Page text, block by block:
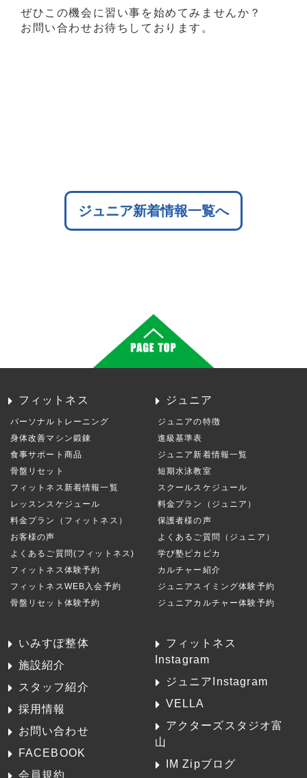
ぜひこの機会に習い事を始めてみませんか？
お問い合わせお待ちしております。
ジュニア新着情報一覧へ
フィットネス
パーソナルトレーニング
身体改善マシン鍛錬
食事サポート商品
骨盤リセット
フィットネス新着情報一覧
レッスンスケジュール
料金プラン（フィットネス）
お客様の声
よくあるご質問(フィットネス)
フィットネス体験予約
フィットネスWEB入会予約
骨盤リセット体験予約
ジュニア
ジュニアの特徴
進級基準表
ジュニア新着情報一覧
短期水泳教室
スクールスケジュール
料金プラン（ジュニア）
保護者様の声
よくあるご質問（ジュニア）
学び塾ピカピカ
カルチャー紹介
ジュニアスイミング体験予約
ジュニアカルチャー体験予約
いみすぽ整体
施設紹介
スタッフ紹介
採用情報
お問い合わせ
FACEBOOK
会員規約
フィットネス
Instagram
ジュニアInstagram
VELLA
アクターズスタジオ富
山
IM Zipブログ